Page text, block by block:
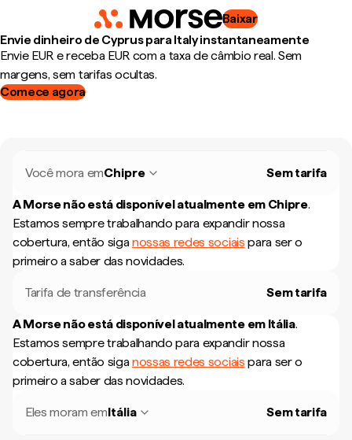
Baixar
Envie dinheiro de Cyprus para Italy instantaneamente
Envie EUR e receba EUR com a taxa de câmbio real. Sem
margens, sem tarifas ocultas.
Comece agora
Você mora emChipre Sem tarifa
A Morse não está disponível atualmente em Chipre.
Estamos sempre trabalhando para expandir nossa
cobertura, então siganossas redes sociais para ser o
primeiro a saber das novidades.
Tarifa de transferência Sem tarifa
A Morse não está disponível atualmente em Itália.
Estamos sempre trabalhando para expandir nossa
cobertura, então siganossas redes sociais para ser o
primeiro a saber das novidades.
Eles moram emItália Sem tarifa